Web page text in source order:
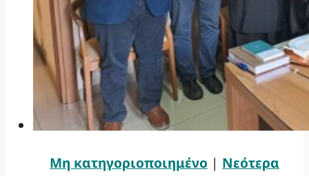
Μη κατηγοριοποιημένο | Νεότερα